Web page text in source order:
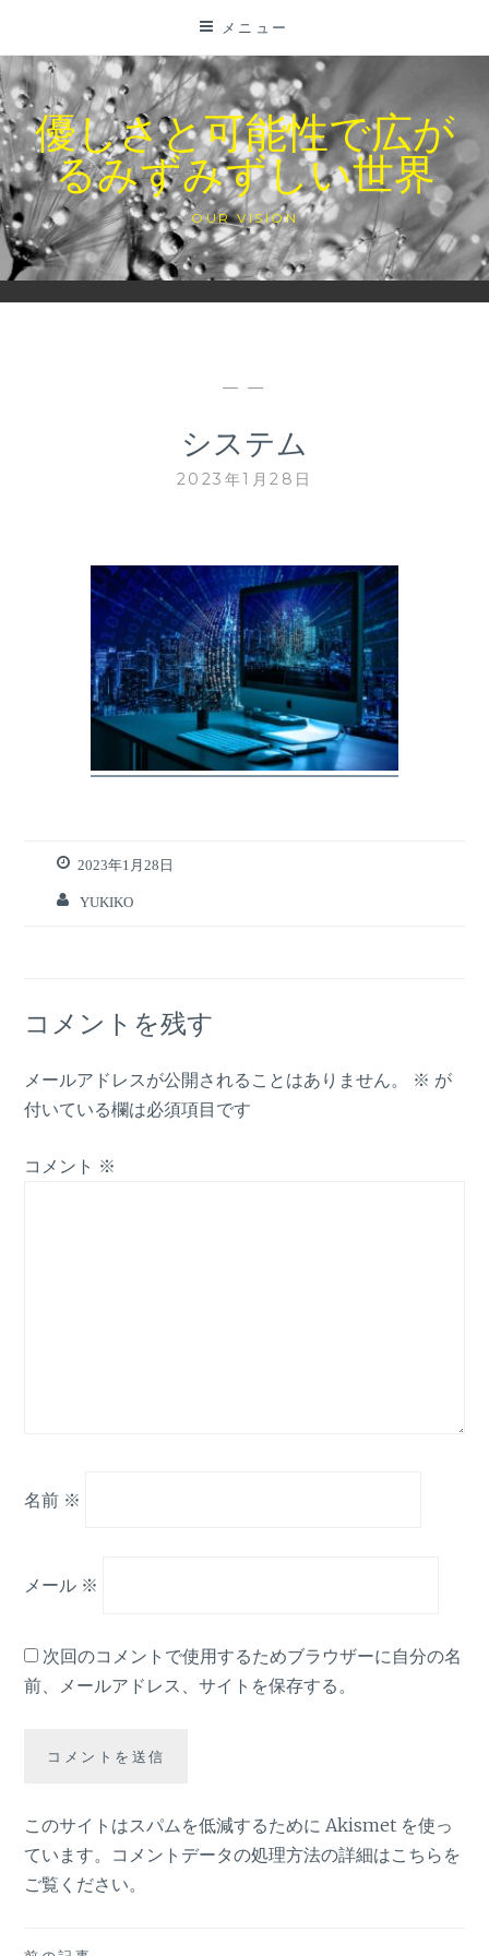
テ
ン
ツ
に
ス
キ
ッ
プ
メニュー
優しさと可能性で広が
るみずみずしい世界
OUR VISION
— —
システム
2023年1月28日
2023年1月28日
YUKIKO
コメントを残す
メールアドレスが公開されることはありません。 ※ が
付いている欄は必須項目です
コメント ※
名前 ※
メール ※
次回のコメントで使用するためブラウザーに自分の名
前、メールアドレス、サイトを保存する。
このサイトはスパムを低減するために Akismet を使っ
ています。 コメントデータの処理方法の詳細はこちらを
ご覧ください。